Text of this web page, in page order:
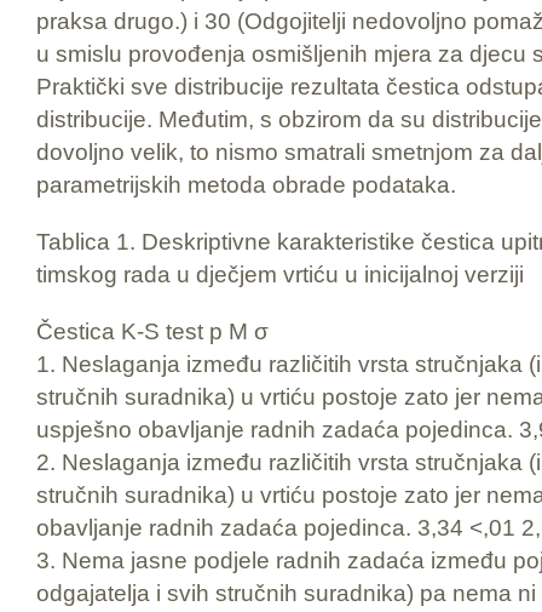
praksa drugo.) i 30 (Odgojitelji nedovoljno
u smislu provođenja osmišljenih mjera za djecu
Praktički sve distribucije rezultata čestica
distribucije. Međutim, s obzirom da su
dovoljno velik, to nismo smatrali smetnjom za
parametrijskih metoda obrade podataka.
Tablica 1. Deskriptivne karakteristike čestica
timskog rada u dječjem vrtiću u inicijalnoj verziji
Čestica K-S test p M σ
1. Neslaganja između različitih vrsta stručnjaka
stručnih suradnika) u vrtiću postoje zato jer
uspješno obavljanje radnih zadaća pojedinca.
2. Neslaganja između različitih vrsta stručnjaka
stručnih suradnika) u vrtiću postoje zato jer
obavljanje radnih zadaća pojedinca. 3,34 <,01
3. Nema jasne podjele radnih zadaća između
odgajatelja i svih stručnih suradnika) pa nema